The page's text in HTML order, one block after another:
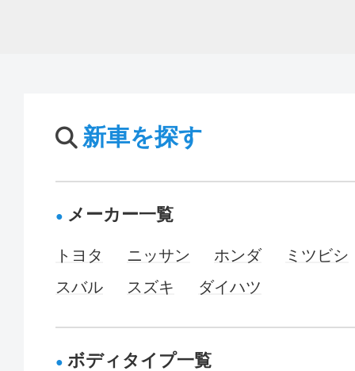
新車を探す
メーカー一覧
トヨタ ニッサン ホンダ
ミツビシ
スバル
スズキ ダイハツ
ボディタイプ一覧